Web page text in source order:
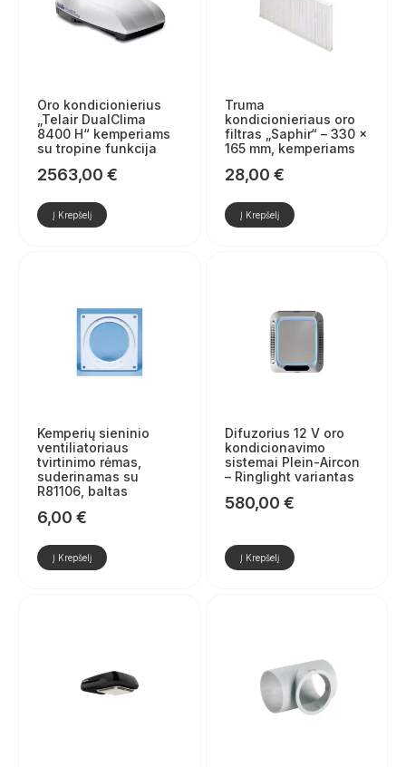
Oro kondicionierius
„Telair DualClima
8400 H“ kemperiams
su tropine funkcija
2563,00 €
Į Krepšelį
Truma
kondicionieriaus oro
filtras „Saphir“ – 330 x
165 mm, kemperiams
28,00 €
Į Krepšelį
Kemperių sieninio
ventiliatoriaus
tvirtinimo rėmas,
suderinamas su
R81106, baltas
6,00 €
Į Krepšelį
Difuzorius 12 V oro
kondicionavimo
sistemai Plein-Aircon
– Ringlight variantas
580,00 €
Į Krepšelį